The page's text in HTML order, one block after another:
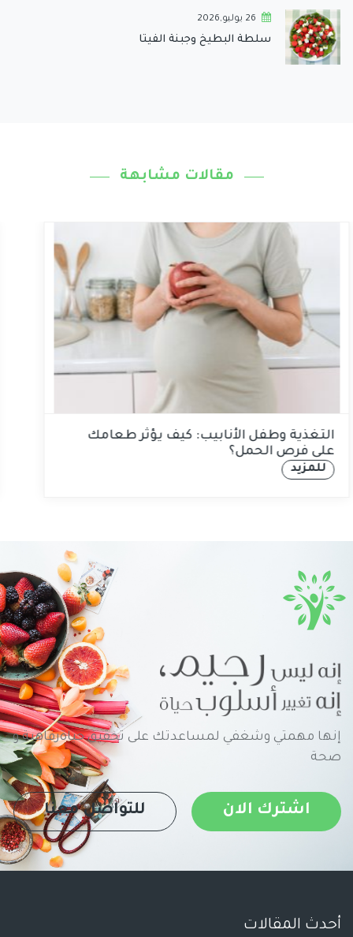
26 يوليو,2026
سلطة البطيخ وجبنة الفيتا
مقالات مشابهة
التغذية وطفل الأنابيب: كيف يؤثر طعامك
على فرص الحمل؟
للمزيد
إنها مهمتي وشغفي لمساعدتك على تحقيق حياةرفاهية و
صحة
اشترك الان للتواصل معنا
أحدث المقالات